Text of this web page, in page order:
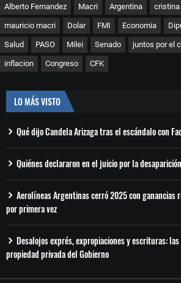
Alberto Fernandez Macri Argentina
mauricio macri Dolar FMI Economia
Salud PASO Milei Senado juntos por el
inflacion Congreso CFK
LO MÁS VISTO
Qué dijo Candela Arizaga tras el escándalo con
Quiénes declararon en el juicio por la
Aerolíneas Argentinas cerró 2025 con ganancias
por primera vez
Desalojos exprés, expropiaciones y escrituras:
propiedad privada del Gobierno